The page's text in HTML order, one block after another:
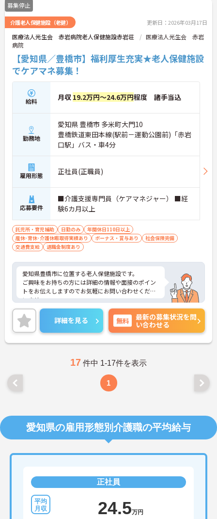
募集停止
介護老人保健施設（老健） 更新日：2026年03月17日
医療法人光生会 赤岩病院老人保健施設赤岩荘
医療法人光生会 赤岩
病院
【愛知県／豊橋市】福利厚生充実★老人保健施設
でケアマネ募集！
給料 月収 19.2万円～24.6万円程度 諸手当込
勤務地
愛知県 豊橋市 多米町大門10
豊橋鉄道東田本線(駅前－運動公園前)「赤岩
口駅」バス・車4分
雇用形態 正社員(正職員)
応募要件
■介護支援専門員（ケアマネジャー） ■経
験6カ月以上
託児所・育児補助 日勤のみ
年間休日110日以上
産休･育休･介護休暇取得実績あり
ボーナス・賞与あり
社会保険完備
交通費支給
退職金制度あり
愛知県豊橋市に位置する老人保健施設です。
ご興味をお持ちの方には詳細の情報や面接のポイン
トをお伝えしますのでお気軽にお問い合わせくださ
いませ。
詳細を見る 無料
最新の募集状況を問
い合わせる
17 件中 1-17件を表示
1
愛知県の雇用形態別介護職の平均給与
正社員
24.5万円